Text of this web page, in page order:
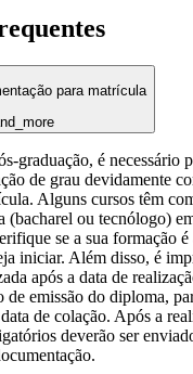
para matrícula
graduação, é necessário
de grau devidamente
Alguns cursos têm
(bacharel ou tecnólogo)
se a sua formação é
iniciar. Além disso, é
após a data de
de emissão do diploma,
de colação. Após a
deverão ser